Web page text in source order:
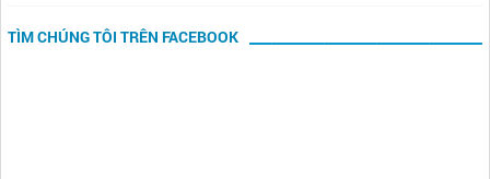
TÌM CHÚNG TÔI TRÊN FACEBOOK